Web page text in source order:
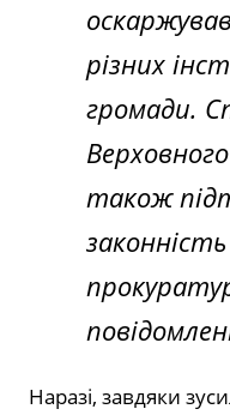
різних
громади.
також
Наразі, завдяки